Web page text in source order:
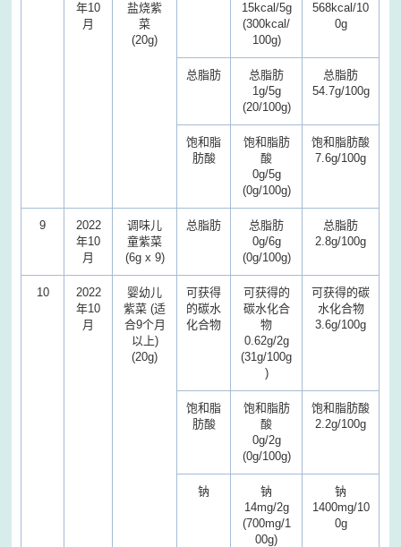
年10
月
盐烧紫
菜
(20g)
15kcal/5g
(300kcal/
100g)
568kcal/10
0g
总脂肪
总脂肪
1g/5g
(20/100g)
总脂肪
54.7g/100g
饱和脂
肪酸
饱和脂肪
酸
0g/5g
(0g/100g)
饱和脂肪酸
7.6g/100g
9
2022
年10
月
调味儿
童紫菜
(6g x 9)
总脂肪
总脂肪
0g/6g
(0g/100g)
总脂肪
2.8g/100g
10
2022
年10
月
婴幼儿
紫菜 (适
合9个月
以上)
(20g)
可获得
的碳水
化合物
可获得的
碳水化合
物
0.62g/2g
(31g/100g
)
可获得的碳
水化合物
3.6g/100g
饱和脂
肪酸
饱和脂肪
酸
0g/2g
(0g/100g)
饱和脂肪酸
2.2g/100g
钠
钠
14mg/2g
(700mg/1
00g)
钠
1400mg/10
0g